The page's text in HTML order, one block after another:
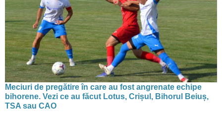
Meciuri de pregătire în care au fost angrenate echipe
bihorene. Vezi ce au făcut Lotus, Crișul, Bihorul Beiuș,
TSA sau CAO